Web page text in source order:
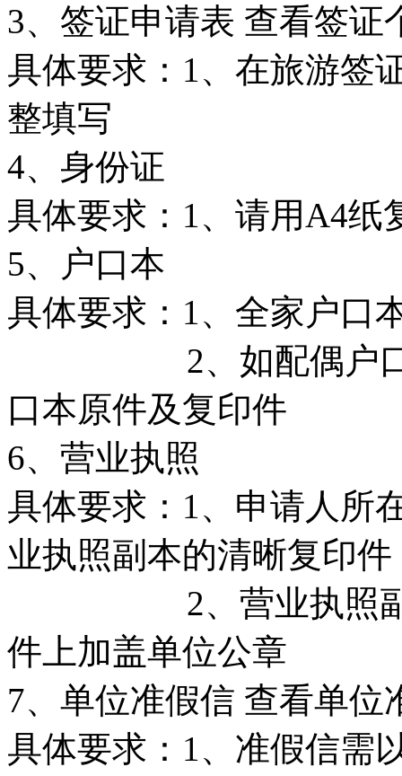
3、签证申请表 查看签证
具体要求：1、在旅游签
整填写
4、身份证
具体要求：1、请用A4纸
5、户口本
具体要求：1、全家户口
2、如配偶户口不
口本原件及复印件
6、营业执照
具体要求：1、申请人所
业执照副本的清晰复印
2、营业执照副本
件上加盖单位公章
7、单位准假信 查看单位
具体要求：1、准假信需